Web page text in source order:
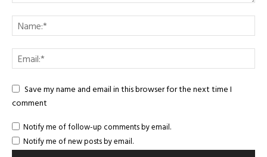
Save my name and email in this browser for the next time I
comment
Notify me of follow-up comments by email.
Notify me of new posts by email.